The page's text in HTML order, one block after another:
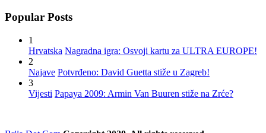
Popular Posts
1
Hrvatska Nagradna igra: Osvoji kartu za ULTRA EUROPE!
2
Najave Potvrđeno: David Guetta stiže u Zagreb!
3
Vijesti Papaya 2009: Armin Van Buuren stiže na Zrće?